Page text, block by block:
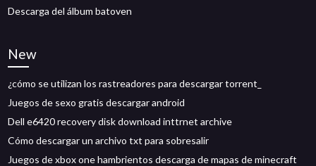
Descarga del álbum batoven
New
¿cómo se utilizan los rastreadores para descargar torrent_
Juegos de sexo gratis descargar android
Dell e6420 recovery disk download inttrnet archive
Cómo descargar un archivo txt para sobresalir
Juegos de xbox one hambrientos descarga de mapas de minecraft